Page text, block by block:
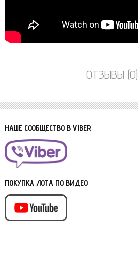
ОТЗЫВЫ (0)
НАШЕ СООБЩЕСТВО В VIBER
ПОКУПКА ЛОТА ПО ВИДЕО